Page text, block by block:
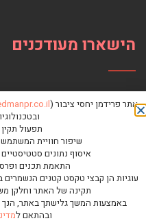
הישארו מעודכנים
אתר פרידמן יחסי ציבור (
תפעול
שיפור חוויית
איסוף נתונים
התאמת תכנים
עוגיות הן קבצי טקסט קטנים
תקינה של האתר וחלקן
באמצעות המשך גלישתך באתר, הנך
ובהתאם ל